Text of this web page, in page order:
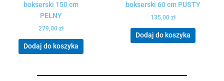
bokserski 150 cm
PEŁNY
279,00 zł
Dodaj do koszyka
bokserski 60 cm PUSTY
135,00 zł
Dodaj do koszyka